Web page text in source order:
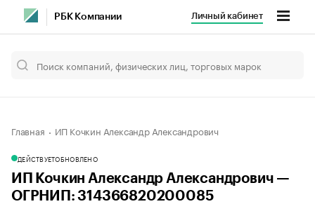
РБК Компании Личный кабинет
Главная ИП Кочкин Александр Александрович
ДЕЙСТВУЕТОБНОВЛЕНО
ИП Кочкин Александр Александрович —
ОГРНИП: 314366820200085